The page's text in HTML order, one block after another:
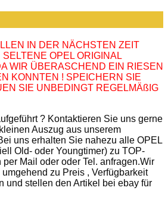
IN DER NÄCHSTEN ZEIT
OPEL ORIGINAL
WIR ÜBERASCHEND EIN RIESEN
KONNTEN ! SPEICHERN SIE
SIE UNBEDINGT REGELMÄßIG
? Kontaktieren Sie uns gerne
Auszug aus unserem
uns erhalten Sie nahezu alle OPEL
Old- oder Youngtimer) zu TOP-
Mail oder oder Tel. anfragen.Wir
zu Preis , Verfügbarkeit
und stellen den Artikel bei ebay für